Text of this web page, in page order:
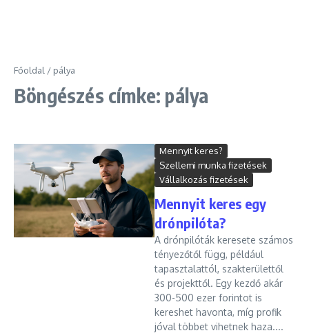
Főoldal / pálya
Böngészés címke: pálya
Mennyit keres?
Szellemi munka fizetések
Vállalkozás fizetések
Mennyit keres egy
drónpilóta?
A drónpilóták keresete számos
tényezőtől függ, például
tapasztalattól, szakterülettől
és projekttől. Egy kezdő akár
300-500 ezer forintot is
kereshet havonta, míg profik
jóval többet vihetnek haza....